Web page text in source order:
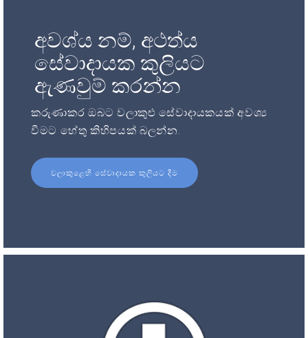
අවශ්ය නම්, අථත්ය
සේවාදායක කුලියට
ඇණවුම් කරන්න
කරුණාකර ඔබට වලාකුළු සේවාදායකයක් අවශ්‍ය
වීමට හේතු කිහිපයක් බලන්න.
වලාකුළෙහි සේවාදායක කුලියට දීම